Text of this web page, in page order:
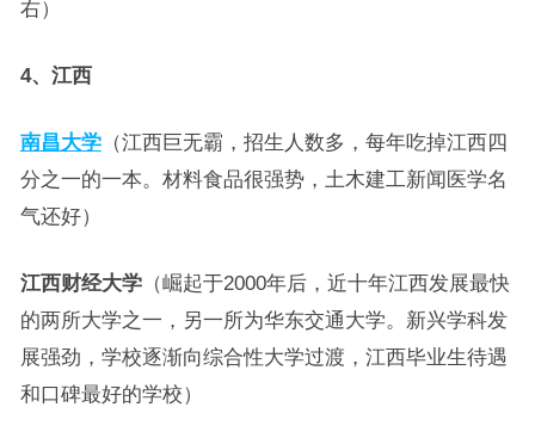
右）
4、江西
南昌大学（江西巨无霸，招生人数多，每年吃掉江西四
分之一的一本。材料食品很强势，土木建工新闻医学名
气还好）
江西财经大学（崛起于2000年后，近十年江西发展最快
的两所大学之一，另一所为华东交通大学。新兴学科发
展强劲，学校逐渐向综合性大学过渡，江西毕业生待遇
和口碑最好的学校）